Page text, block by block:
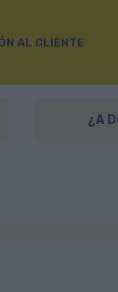
AL CLIENTE
¿A